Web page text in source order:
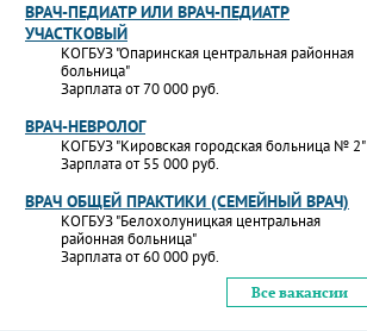
ВРАЧ-ПЕДИАТР ИЛИ ВРАЧ-ПЕДИАТР
УЧАСТКОВЫЙ
КОГБУЗ "Опаринская центральная районная
больница"
Зарплата от 70 000 руб.
ВРАЧ-НЕВРОЛОГ
КОГБУЗ "Кировская городская больница № 2"
Зарплата от 55 000 руб.
ВРАЧ ОБЩЕЙ ПРАКТИКИ (СЕМЕЙНЫЙ ВРАЧ)
КОГБУЗ "Белохолуницкая центральная
районная больница"
Зарплата от 60 000 руб.
Все вакансии